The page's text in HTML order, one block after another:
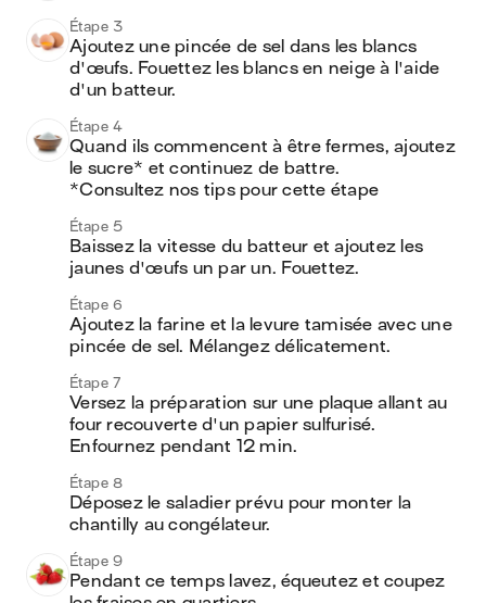
Étape 3
Ajoutez une pincée de sel dans les blancs
d'œufs. Fouettez les blancs en neige à l'aide
d'un batteur.
Étape 4
Quand ils commencent à être fermes, ajoutez
le sucre* et continuez de battre.
*Consultez nos tips pour cette étape
Étape 5
Baissez la vitesse du batteur et ajoutez les
jaunes d'œufs un par un. Fouettez.
Étape 6
Ajoutez la farine et la levure tamisée avec une
pincée de sel. Mélangez délicatement.
Étape 7
Versez la préparation sur une plaque allant au
four recouverte d'un papier sulfurisé.
Enfournez pendant 12 min.
Étape 8
Déposez le saladier prévu pour monter la
chantilly au congélateur.
Étape 9
Pendant ce temps lavez, équeutez et coupez